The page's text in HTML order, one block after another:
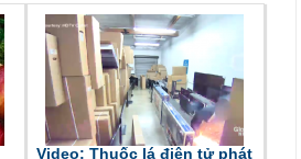
Video: Thuốc lá điện tử phát